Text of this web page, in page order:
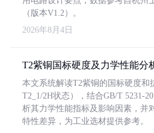
（版本V1.2）。
2026年8月4日
T2紫铜国标硬度及力学性能分
本文系统解读T2紫铜的国标硬度和
T2_1/2H状态），结合GB/T 5231-
析其力学性能指标及影响因素，并
特性差异，为工业选材提供参考。